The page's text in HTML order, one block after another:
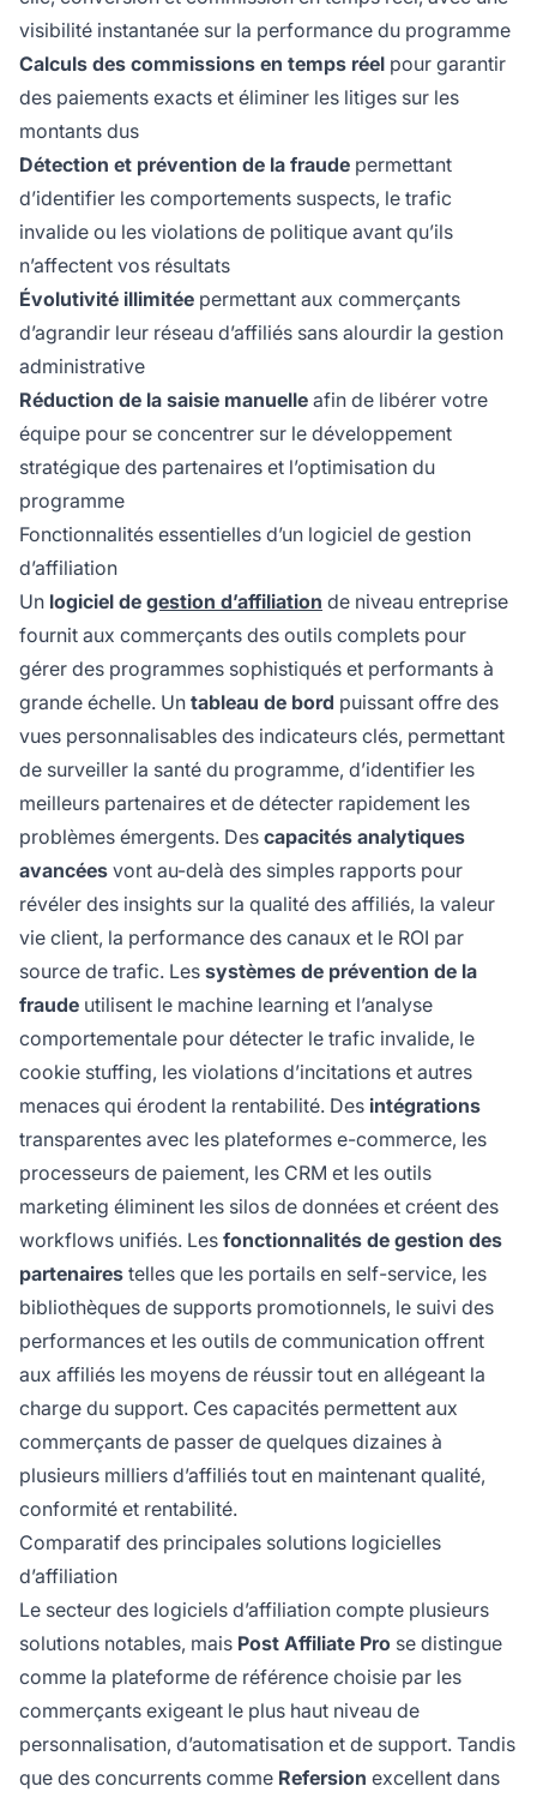
visibilité instantanée sur la performance du programme
Calculs des commissions en temps réel pour garantir
des paiements exacts et éliminer les litiges sur les
montants dus
Détection et prévention de la fraude permettant
d’identifier les comportements suspects, le trafic
invalide ou les violations de politique avant qu’ils
n’affectent vos résultats
Évolutivité illimitée permettant aux commerçants
d’agrandir leur réseau d’affiliés sans alourdir la gestion
administrative
Réduction de la saisie manuelle afin de libérer votre
équipe pour se concentrer sur le développement
stratégique des partenaires et l’optimisation du
programme
Fonctionnalités essentielles d’un logiciel de gestion
d’affiliation
Un logiciel de gestion d’affiliation de niveau entreprise
fournit aux commerçants des outils complets pour
gérer des programmes sophistiqués et performants à
grande échelle. Un tableau de bord puissant offre des
vues personnalisables des indicateurs clés, permettant
de surveiller la santé du programme, d’identifier les
meilleurs partenaires et de détecter rapidement les
problèmes émergents. Des capacités analytiques
avancées vont au-delà des simples rapports pour
révéler des insights sur la qualité des affiliés, la valeur
vie client, la performance des canaux et le ROI par
source de trafic. Les systèmes de prévention de la
fraude utilisent le machine learning et l’analyse
comportementale pour détecter le trafic invalide, le
cookie stuffing, les violations d’incitations et autres
menaces qui érodent la rentabilité. Des intégrations
transparentes avec les plateformes e-commerce, les
processeurs de paiement, les CRM et les outils
marketing éliminent les silos de données et créent des
workflows unifiés. Les fonctionnalités de gestion des
partenaires telles que les portails en self-service, les
bibliothèques de supports promotionnels, le suivi des
performances et les outils de communication offrent
aux affiliés les moyens de réussir tout en allégeant la
charge du support. Ces capacités permettent aux
commerçants de passer de quelques dizaines à
plusieurs milliers d’affiliés tout en maintenant qualité,
conformité et rentabilité.
Comparatif des principales solutions logicielles
d’affiliation
Le secteur des logiciels d’affiliation compte plusieurs
solutions notables, mais Post Affiliate Pro se distingue
comme la plateforme de référence choisie par les
commerçants exigeant le plus haut niveau de
personnalisation, d’automatisation et de support. Tandis
que des concurrents comme Refersion excellent dans